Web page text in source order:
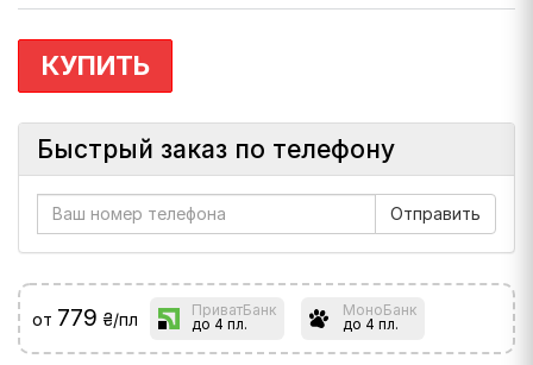
КУПИТЬ
Быстрый заказ по телефону
от 779 ₴/пл
ПриватБанк
до 4 пл.
МоноБанк
до 4 пл.